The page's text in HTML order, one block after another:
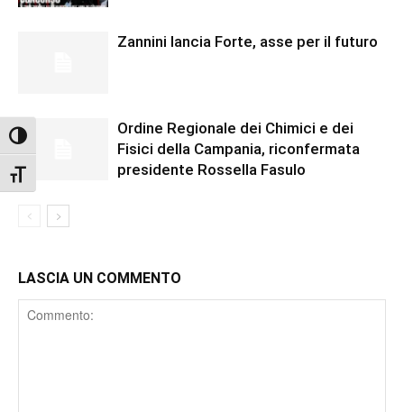
Attiva/disattiva alto contrasto
Attiva/disattiva dimensione testo
Zannini lancia Forte, asse per il futuro
Ordine Regionale dei Chimici e dei
Fisici della Campania, riconfermata
presidente Rossella Fasulo
LASCIA UN COMMENTO
Comment